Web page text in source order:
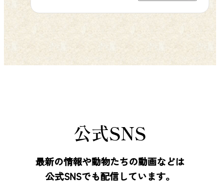
公式SNS
最新の情報や動物たちの動画などは
公式SNSでも配信しています。